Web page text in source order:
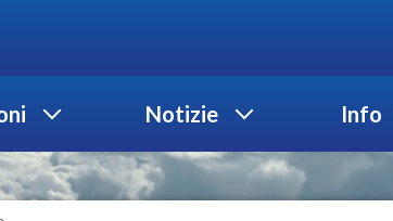
Notizie Info